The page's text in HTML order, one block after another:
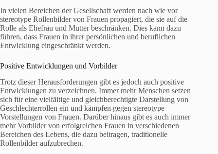
In vielen Bereichen der Gesellschaft werden nach wie vor
stereotype Rollenbilder von Frauen propagiert, die sie auf die
Rolle als Ehefrau und Mutter beschränken. Dies kann dazu
führen, dass Frauen in ihrer persönlichen und beruflichen
Entwicklung eingeschränkt werden.
Positive Entwicklungen und Vorbilder
Trotz dieser Herausforderungen gibt es jedoch auch positive
Entwicklungen zu verzeichnen. Immer mehr Menschen setzen
sich für eine vielfältige und gleichberechtigte Darstellung von
Geschlechterrollen ein und kämpfen gegen stereotype
Vorstellungen von Frauen. Darüber hinaus gibt es auch immer
mehr Vorbilder von erfolgreichen Frauen in verschiedenen
Bereichen des Lebens, die dazu beitragen, traditionelle
Rollenbilder aufzubrechen.